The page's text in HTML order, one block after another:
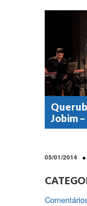
Jobim
05/01/2014 •